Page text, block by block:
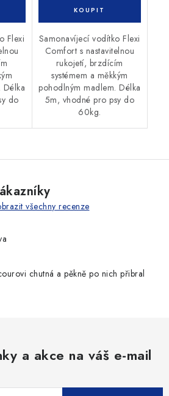
Flexi
Délka
do
Samonavíjecí vodítko Flexi
Comfort s nastavitelnou
rukojetí, brzdícím
systémem a měkkým
pohodlným madlem. Délka
5m, vhodné pro psy do
60kg.
všechny recenze
chutná a pěkně po nich přibral
a akce na váš e-mail